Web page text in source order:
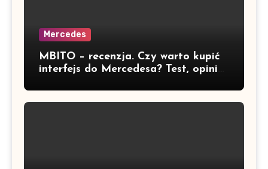
Mercedes
MBITO – recenzja. Czy warto kupić
interfejs do Mercedesa? Test, opinia